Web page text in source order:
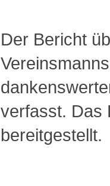
Der Bericht
verfasst. Das
bereitgestellt.